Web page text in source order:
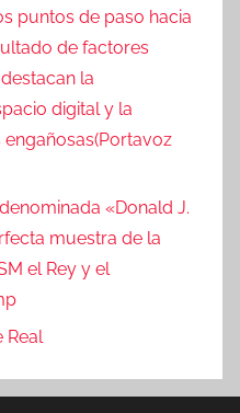
puntos de paso hacia
de factores
la
digital y la
«Donald J.
muestra de la
el Rey y el
Real